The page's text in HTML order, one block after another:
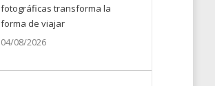
fotográficas transforma la
forma de viajar
04/08/2026